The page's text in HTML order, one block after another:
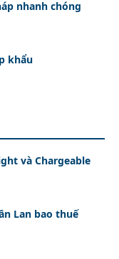
nhanh chóng
khẩu
và Chargeable
Lan bao thuế